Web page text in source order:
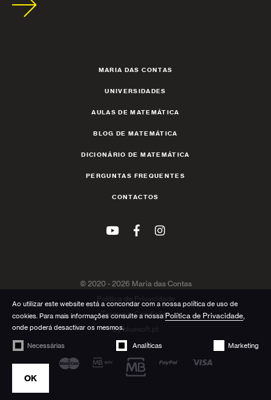
Ao utilizar este website está a concondar com a nossa política de uso de
cookies. Para mais informações consulte a nossaPolítica de Privacidade,
onde poderá desactivar os mesmos.
Necessárias Analíticas Marketing
OK
MARIA DAS CONTAS
UNIVERSIDADES
AULAS DE MATEMÁTICA
BLOG DE MATEMÁTICA
DICIONÁRIO DE MATEMÁTICA
PERGUNTAS FREQUENTES
CONTACTOS
© 2020 - 2026 Maria das Contas
Política de Privacidade
Termos e Condições
Bybluesoft.pt